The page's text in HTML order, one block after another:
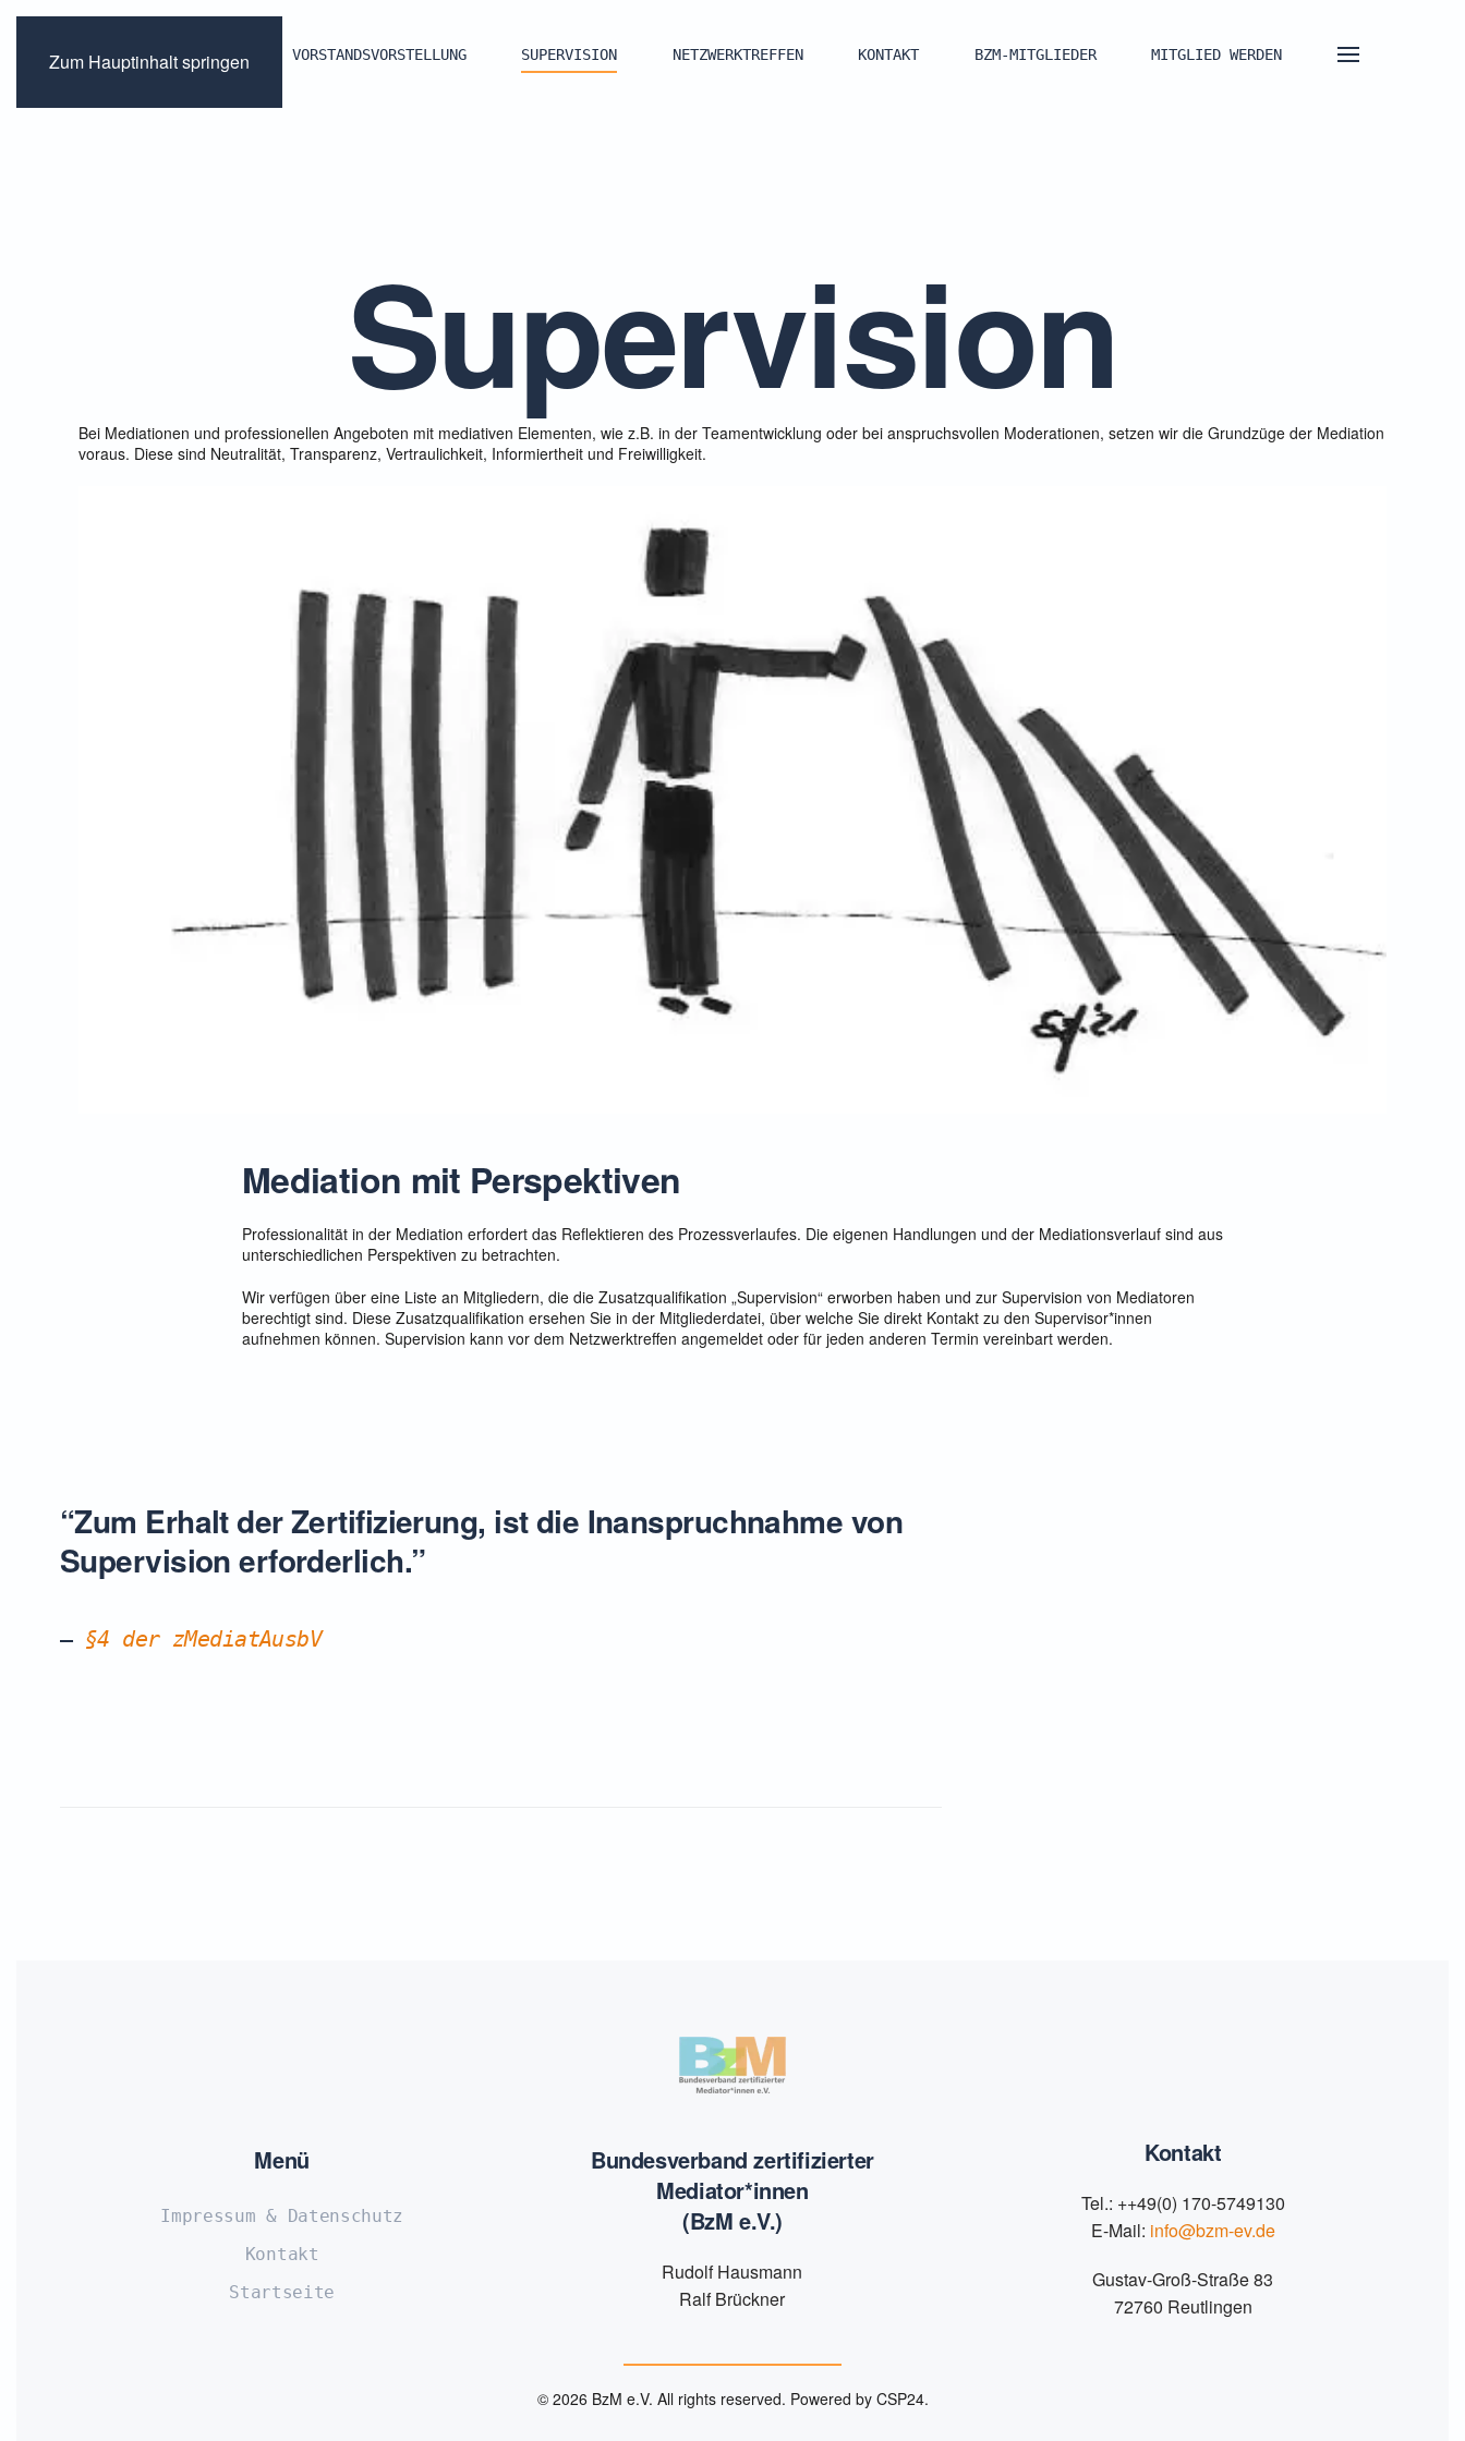
Zum Hauptinhalt springen VORSTANDSVORSTELLUNG SUPERVISION NETZWERKTREFFEN KONTAKT BZM-MITGLIEDER MITGLIED WERDEN
Supervision
Bei Mediationen und professionellen Angeboten mit mediativen Elementen, wie z.B. in der Teamentwicklung oder bei anspruchsvollen Moderationen, setzen wir die Grundzüge der Mediation
voraus. Diese sind Neutralität, Transparenz, Vertraulichkeit, Informiertheit und Freiwilligkeit.
Mediation mit Perspektiven
Professionalität in der Mediation erfordert das Reflektieren des Prozessverlaufes. Die eigenen Handlungen und der Mediationsverlauf sind aus
unterschiedlichen Perspektiven zu betrachten.
Wir verfügen über eine Liste an Mitgliedern, die die Zusatzqualifikation „Supervision“ erworben haben und zur Supervision von Mediatoren
berechtigt sind. Diese Zusatzqualifikation ersehen Sie in der Mitgliederdatei, über welche Sie direkt Kontakt zu den Supervisor*innen
aufnehmen können. Supervision kann vor dem Netzwerktreffen angemeldet oder für jeden anderen Termin vereinbart werden.
“Zum Erhalt der Zertifizierung, ist die Inanspruchnahme von
Supervision erforderlich.”
§4 der zMediatAusbV
Menü
Impressum & Datenschutz
Kontakt
Startseite
Bundesverband zertifizierter
Mediator*innen
(BzM e.V.)
Rudolf Hausmann
Ralf Brückner
Kontakt
Tel.: ++49(0) 170-5749130
E-Mail: info@bzm-ev.de
Gustav-Groß-Straße 83
72760 Reutlingen
© 2026 BzM e.V. All rights reserved. Powered by CSP24.